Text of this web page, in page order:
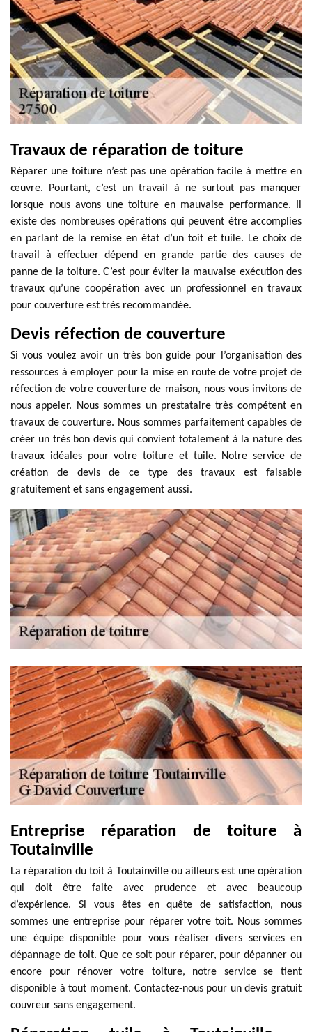
Travaux de réparation de toiture
Réparer une toiture n’est pas une opération facile à mettre en
œuvre. Pourtant, c’est un travail à ne surtout pas manquer
lorsque nous avons une toiture en mauvaise performance. Il
existe des nombreuses opérations qui peuvent être accomplies
en parlant de la remise en état d’un toit et tuile. Le choix de
travail à effectuer dépend en grande partie des causes de
panne de la toiture. C’est pour éviter la mauvaise exécution des
travaux qu’une coopération avec un professionnel en travaux
pour couverture est très recommandée.
Devis réfection de couverture
Si vous voulez avoir un très bon guide pour l’organisation des
ressources à employer pour la mise en route de votre projet de
réfection de votre couverture de maison, nous vous invitons de
nous appeler. Nous sommes un prestataire très compétent en
travaux de couverture. Nous sommes parfaitement capables de
créer un très bon devis qui convient totalement à la nature des
travaux idéales pour votre toiture et tuile. Notre service de
création de devis de ce type des travaux est faisable
gratuitement et sans engagement aussi.
Entreprise réparation de toiture à
Toutainville
La réparation du toit à Toutainville ou ailleurs est une opération
qui doit être faite avec prudence et avec beaucoup
d’expérience. Si vous êtes en quête de satisfaction, nous
sommes une entreprise pour réparer votre toit. Nous sommes
une équipe disponible pour vous réaliser divers services en
dépannage de toit. Que ce soit pour réparer, pour dépanner ou
encore pour rénover votre toiture, notre service se tient
disponible à tout moment. Contactez-nous pour un devis gratuit
couvreur sans engagement.